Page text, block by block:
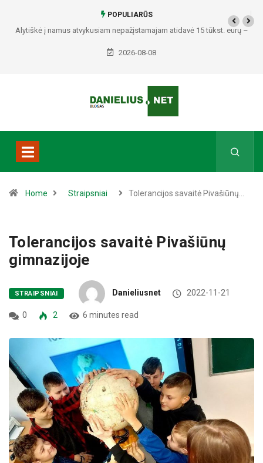
POPULIARŪS
Alytiškė į namus atvykusiam nepažįstamajam atidavė 15 tūkst. eurų –
policija pradėjo tyrimą
2026-08-08
Home Straipsniai Tolerancijos savaitė Pivašiūnų…
Tolerancijos savaitė Pivašiūnų
gimnazijoje
STRAIPSNIAI Danieliusnet 2022-11-21
0 2 6 minutes read